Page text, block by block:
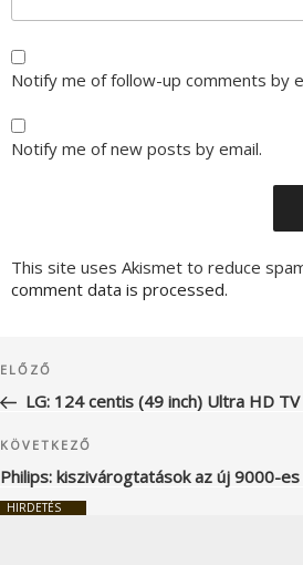
Notify me of follow-up comments by
Notify me of new posts by email.
This site uses Akismet to reduce
comment data is processed.
navigáció
Korábbi
bejegyzés
ELŐZŐ
LG: 124 centis (49 inch) Ultra HD
Következő
bejegyzés
KÖVETKEZŐ
Philips: kiszivárogtatások az új 9000-
HIRDETÉS